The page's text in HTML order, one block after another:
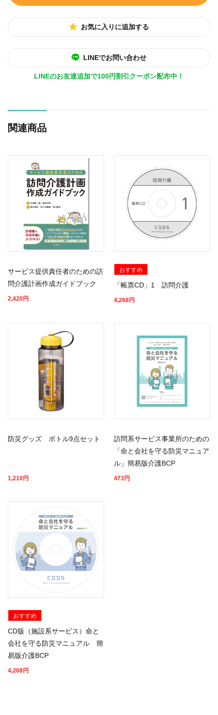
お気に入りに追加する
LINEでお問い合わせ
LINEのお友達追加で100円割引クーポン配布中！
関連商品
サービス提供責任者のための訪
問介護計画作成ガイドブック
2,420円
おすすめ
「帳票CD」1 訪問介護
4,268円
防災グッズ ボトル9点セット
1,210円
訪問系サービス事業所のための
「命と会社を守る防災マニュア
ル」簡易版介護BCP
473円
おすすめ
CD版（施設系サービス）命と
会社を守る防災マニュアル 簡
易版介護BCP
4,268円